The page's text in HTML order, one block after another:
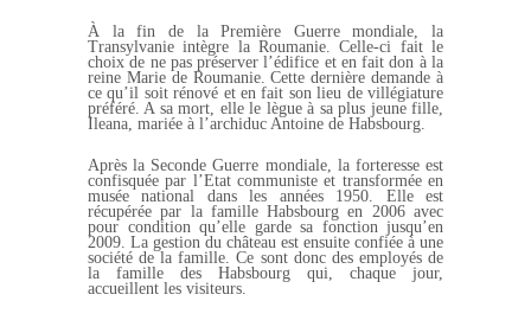
À la fin de la Première Guerre mondiale, la
Transylvanie intègre la Roumanie. Celle-ci fait le
choix de ne pas préserver l’édifice et en fait don à la
reine Marie de Roumanie. Cette dernière demande à
ce qu’il soit rénové et en fait son lieu de villégiature
préféré. A sa mort, elle le lègue à sa plus jeune fille,
Ileana, mariée à l’archiduc Antoine de Habsbourg.
Après la Seconde Guerre mondiale, la forteresse est
confisquée par l’Etat communiste et transformée en
musée national dans les années 1950. Elle est
récupérée par la famille Habsbourg en 2006 avec
pour condition qu’elle garde sa fonction jusqu’en
2009. La gestion du château est ensuite confiée à une
société de la famille. Ce sont donc des employés de
la famille des Habsbourg qui, chaque jour,
accueillent les visiteurs.